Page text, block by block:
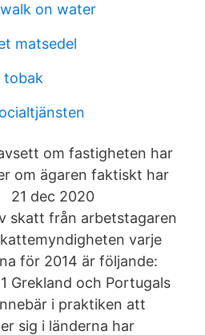
on water
matsedel
tobak
om fastigheten har
om ägaren faktiskt har
21 dec 2020
skatt från arbetstagaren
varje
för 2014 är följande:
Grekland och Portugals
i praktiken att
sig i länderna har